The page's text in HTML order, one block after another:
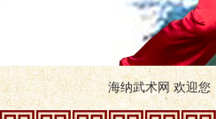
海纳武术网 欢迎